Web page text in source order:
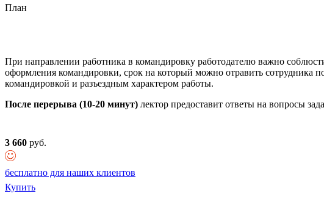
План
При направлении работника в командировку работодателю важно
оформления командировки, срок на который можно отравить
командировкой и разъездным характером работы.
После перерыва (10-20 минут) лектор предоставит ответы на вопросы
3 660 руб.
бесплатно для наших клиентов
Купить